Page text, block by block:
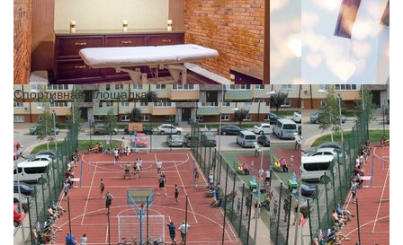
Спортивная площадка